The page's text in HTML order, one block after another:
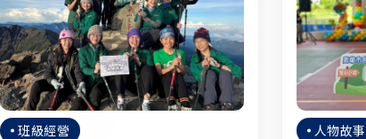
班級經營 人物故事